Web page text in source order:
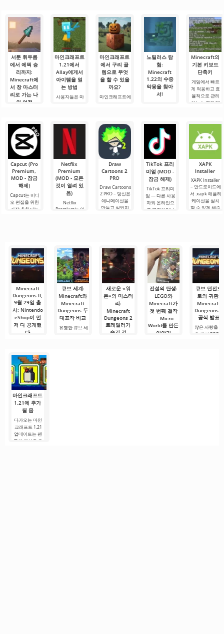
서툰 휘두름
에서 에픽 승
리까지:
Minecraft에
서 창 마스터
리로 가는 나
의 여정
가 여러분! 오늘
저는 상상의 흰
가운을 입기로
했습니다 그리
마인크래프트
1.21에서
Allay에게서
아이템을 얻
는 방법
사용자들은 마
하는 데 도움을
주며, 그와 친구
가 되어야 한다
는 것을 알고 있
습니다. 그가 도
움을 주도록.
마인크래프트
에서 구리 골
렘으로 무엇
을 할 수 있을
까요?
마인크래프트에
크래프트 세계
에서는 항상 무
언가가 일어납
니다: 새로운 블
록, 신비로운 생
물 군계, 그리고.
노틸러스 탐
험:
Minecraft
1.22의 수중
악몽을 찾아
서!
글을 쓰는 동안
에도 감정이 북
받쳐 오릅니다.
오늘은 단순한
리뷰가 아닙니
다 — 이것은 저
의.
Minecraft의
기본 키보드
단축키
게임에서 빠르
게 적응하고 효
율적으로 관리
하는 능력은 매
Minecraft의 기
본 키를 사용하
면 필요한 요소
를 선택하고, 기
능, 인벤토리 또
는 주변 물체와
Capcut (Pro
Premium,
MOD - 잠금
해제)
Capcut는 비디
오 편집을 위한
가장 추천되는
장합니다. 많은
사용자에게 무
료 버전은 모든
편집 요구를
Netflix
Premium
(MOD - 모든
것이 열려 있
음)
Netflix
Premium는 안
있는 서비스 중
하나입니다. 이
곳에는 최신 미
디어 제품뿐만
아니라
Draw
Cartoons 2
PRO
Draw Cartoons
2 PRO – 당신은
애니메이션을
만들고 싶었지
에 달려 있습니
다. 복잡한
TikTok 프리
미엄 (MOD -
잠금 해제)
TikTok 프리미
엄 — 다른 사용
자와 온라인으
로 연결하거나
루를 시작하거
나 힘든 하루를.
XAPK
Installer
XAPK Installer
– 안드로이드에
서 .xapk 애플리
케이션을 설치
할 수 있게 해줍
시작할 수
Minecraft
Dungeons II,
9월 29일 출
시: Nintendo
eShop이 먼
저 다 공개했
다
Showcase에서
공식 발표를 준
비하는 사이,
큐브 세계:
Minecraft와
Minecraft
Dungeons 두
대표작 비교
유명한 큐브 세
계관은 이미 단
새로운 «워
든»의 미스터
리:
Minecraft
Dungeons 2
트레일러가
숨긴 것
전설의 탄생:
LEGO와
Minecraft가
첫 번째 걸작
— Micro
World를 만든
이야기
큐브 던전으
로의 귀환:
Minecraft
Dungeons 2
공식 발표
많은 사랑을 받
은 액션 RPG의
마인크래프트
1.21에 추가
될 몹
다가오는 마인
크래프트 1.21
업데이트는 팬
들의 관심을 유